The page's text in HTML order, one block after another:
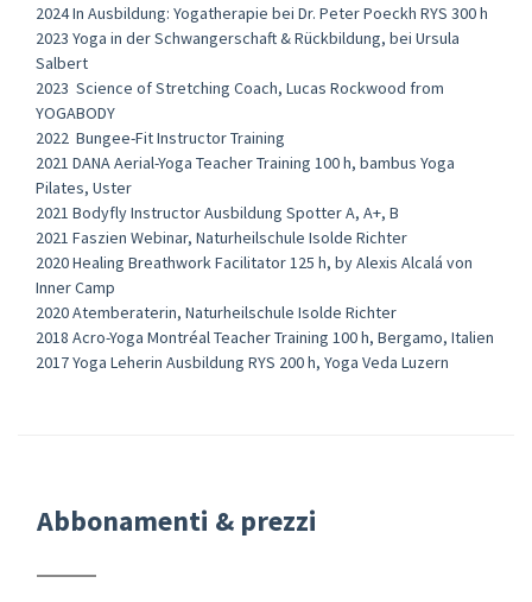
2024 In Ausbildung: Yogatherapie bei Dr. Peter Poeckh RYS 300 h
2023 Yoga in der Schwangerschaft & Rückbildung, bei Ursula
Salbert
2023 Science of Stretching Coach, Lucas Rockwood from
YOGABODY
2022 Bungee-Fit Instructor Training
2021 DANA Aerial-Yoga Teacher Training 100 h, bambus Yoga
Pilates, Uster
2021 Bodyfly Instructor Ausbildung Spotter A, A+, B
2021 Faszien Webinar, Naturheilschule Isolde Richter
2020 Healing Breathwork Facilitator 125 h, by Alexis Alcalá von
Inner Camp
2020 Atemberaterin, Naturheilschule Isolde Richter
2018 Acro-Yoga Montréal Teacher Training 100 h, Bergamo, Italien
2017 Yoga Leherin Ausbildung RYS 200 h, Yoga Veda Luzern
Abbonamenti & prezzi